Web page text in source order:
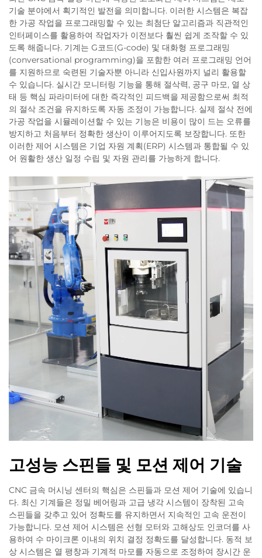
기술 분야에서 획기적인 발전을 의미합니다. 이러한 시스템은 복잡
한 가공 작업을 프로그래밍할 수 있는 최첨단 알고리즘과 직관적인
인터페이스를 활용하여 작업자가 이전보다 훨씬 쉽게 조작할 수 있
도록 해줍니다. 기계는 G코드(G-code) 및 대화형 프로그래밍
(conversational programming)을 포함한 여러 프로그래밍 언어
를 지원하므로 숙련된 기술자뿐 아니라 신입사원까지 널리 활용할
수 있습니다. 실시간 모니터링 기능을 통해 절삭력, 공구 마모, 열 상
태 등 핵심 파라미터에 대한 즉각적인 피드백을 제공함으로써 최적
의 절삭 조건을 유지하도록 자동 조정이 가능합니다. 실제 절삭 전에
가공 작업을 시뮬레이션할 수 있는 기능은 비용이 많이 드는 오류를
방지하고 처음부터 정확한 생산이 이루어지도록 보장합니다. 또한
이러한 제어 시스템은 기업 자원 계획(ERP) 시스템과 통합될 수 있
어 원활한 생산 일정 수립 및 자원 관리를 가능하게 합니다.
고성능 스핀들 및 모션 제어 기술
CNC 금속 머시닝 센터의 핵심은 스핀들과 모션 제어 기술에 있습니
다. 최신 기계들은 정밀 베어링과 고급 냉각 시스템이 장착된 고속
스핀들을 갖추고 있어 정확도를 유지하면서 지속적인 고속 운전이
가능합니다. 모션 제어 시스템은 선형 모터와 고해상도 인코더를 사
용하여 수 마이크론 이내의 위치 결정 정확도를 달성합니다. 동적 보
상 시스템은 열 팽창과 기계적 마모를 자동으로 조정하여 장시간 운